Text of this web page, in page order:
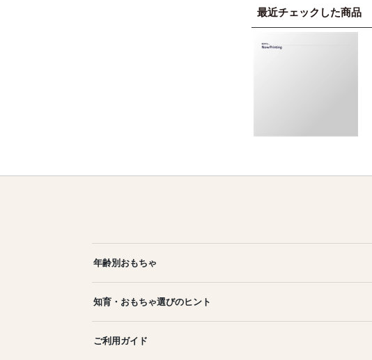
最近チェックした商品
年齢別おもちゃ
知育・おもちゃ選びのヒント
ご利用ガイド